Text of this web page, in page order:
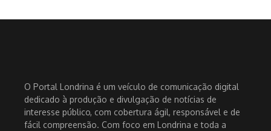
O Portal Londrina é um veículo de comunicação digital
dedicado à produção e divulgação de notícias de
interesse público, com cobertura ágil, responsável e de
fácil compreensão. Com foco em Londrina e toda a